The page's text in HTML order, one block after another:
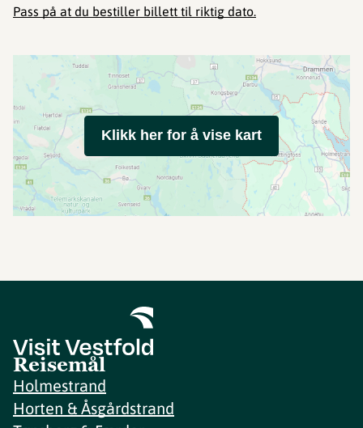
Pass på at du bestiller billett til riktig dato.
Klikk her for å vise kart
Reisemål
Holmestrand
Horten & Åsgårdstrand